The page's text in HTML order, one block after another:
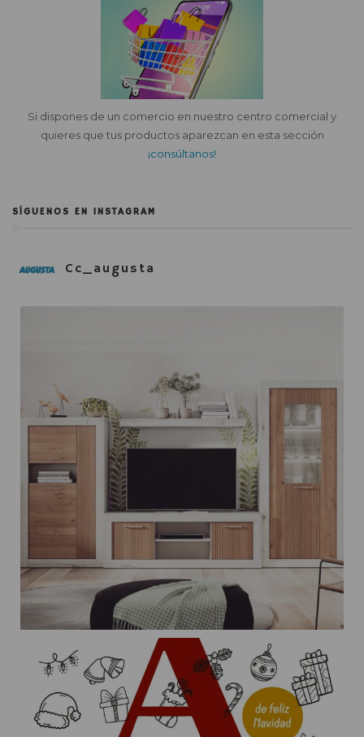
Si dispones de un comercio en nuestro centro comercial y
quieres que tus productos aparezcan en esta sección
¡consúltanos!
SÍGUENOS EN INSTAGRAM
Cc_augusta